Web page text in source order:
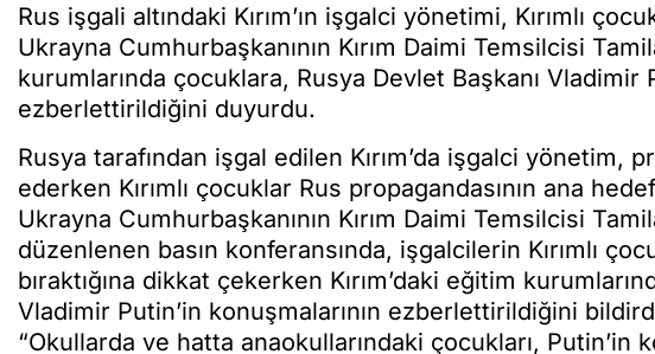
Rus işgali altındaki Kırım’ın işgalci yönetimi, Kırımlı
Ukrayna Cumhurbaşkanının Kırım Daimi Temsilcisi
kurumlarında çocuklara, Rusya Devlet Başkanı Vladimir
ezberlettirildiğini duyurdu.
Rusya tarafından işgal edilen Kırım’da işgalci yönetim,
ederken Kırımlı çocuklar Rus propagandasının ana
Ukrayna Cumhurbaşkanının Kırım Daimi Temsilcisi
düzenlenen basın konferansında, işgalcilerin Kırımlı
bıraktığına dikkat çekerken Kırım’daki eğitim
Vladimir Putin’in konuşmalarının ezberlettirildiğini
“Okullarda ve hatta anaokullarındaki çocukları, Putin’in